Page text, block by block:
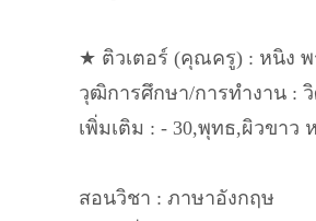
★ ติวเตอร์ (คุณครู) : หนิง
วุฒิการศึกษา/การทำงาน :
เพิ่มเติม : - 30,พุทธ,ผิวขาว
สอนวิชา : ภาษาอังกฤษ